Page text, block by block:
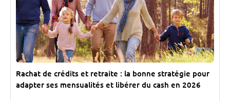
Rachat de crédits et retraite : la bonne stratégie pour
adapter ses mensualités et libérer du cash en 2026